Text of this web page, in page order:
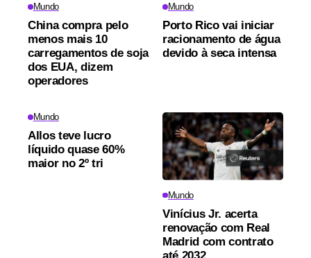
Mundo
China compra pelo
menos mais 10
carregamentos de soja
dos EUA, dizem
operadores
Mundo
Porto Rico vai iniciar
racionamento de água
devido à seca intensa
Mundo
Allos teve lucro
líquido quase 60%
maior no 2º tri
Mundo
Vinícius Jr. acerta
renovação com Real
Madrid com contrato
até 2032